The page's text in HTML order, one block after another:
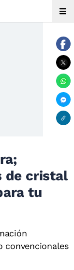
de cristal
tu
convencionales